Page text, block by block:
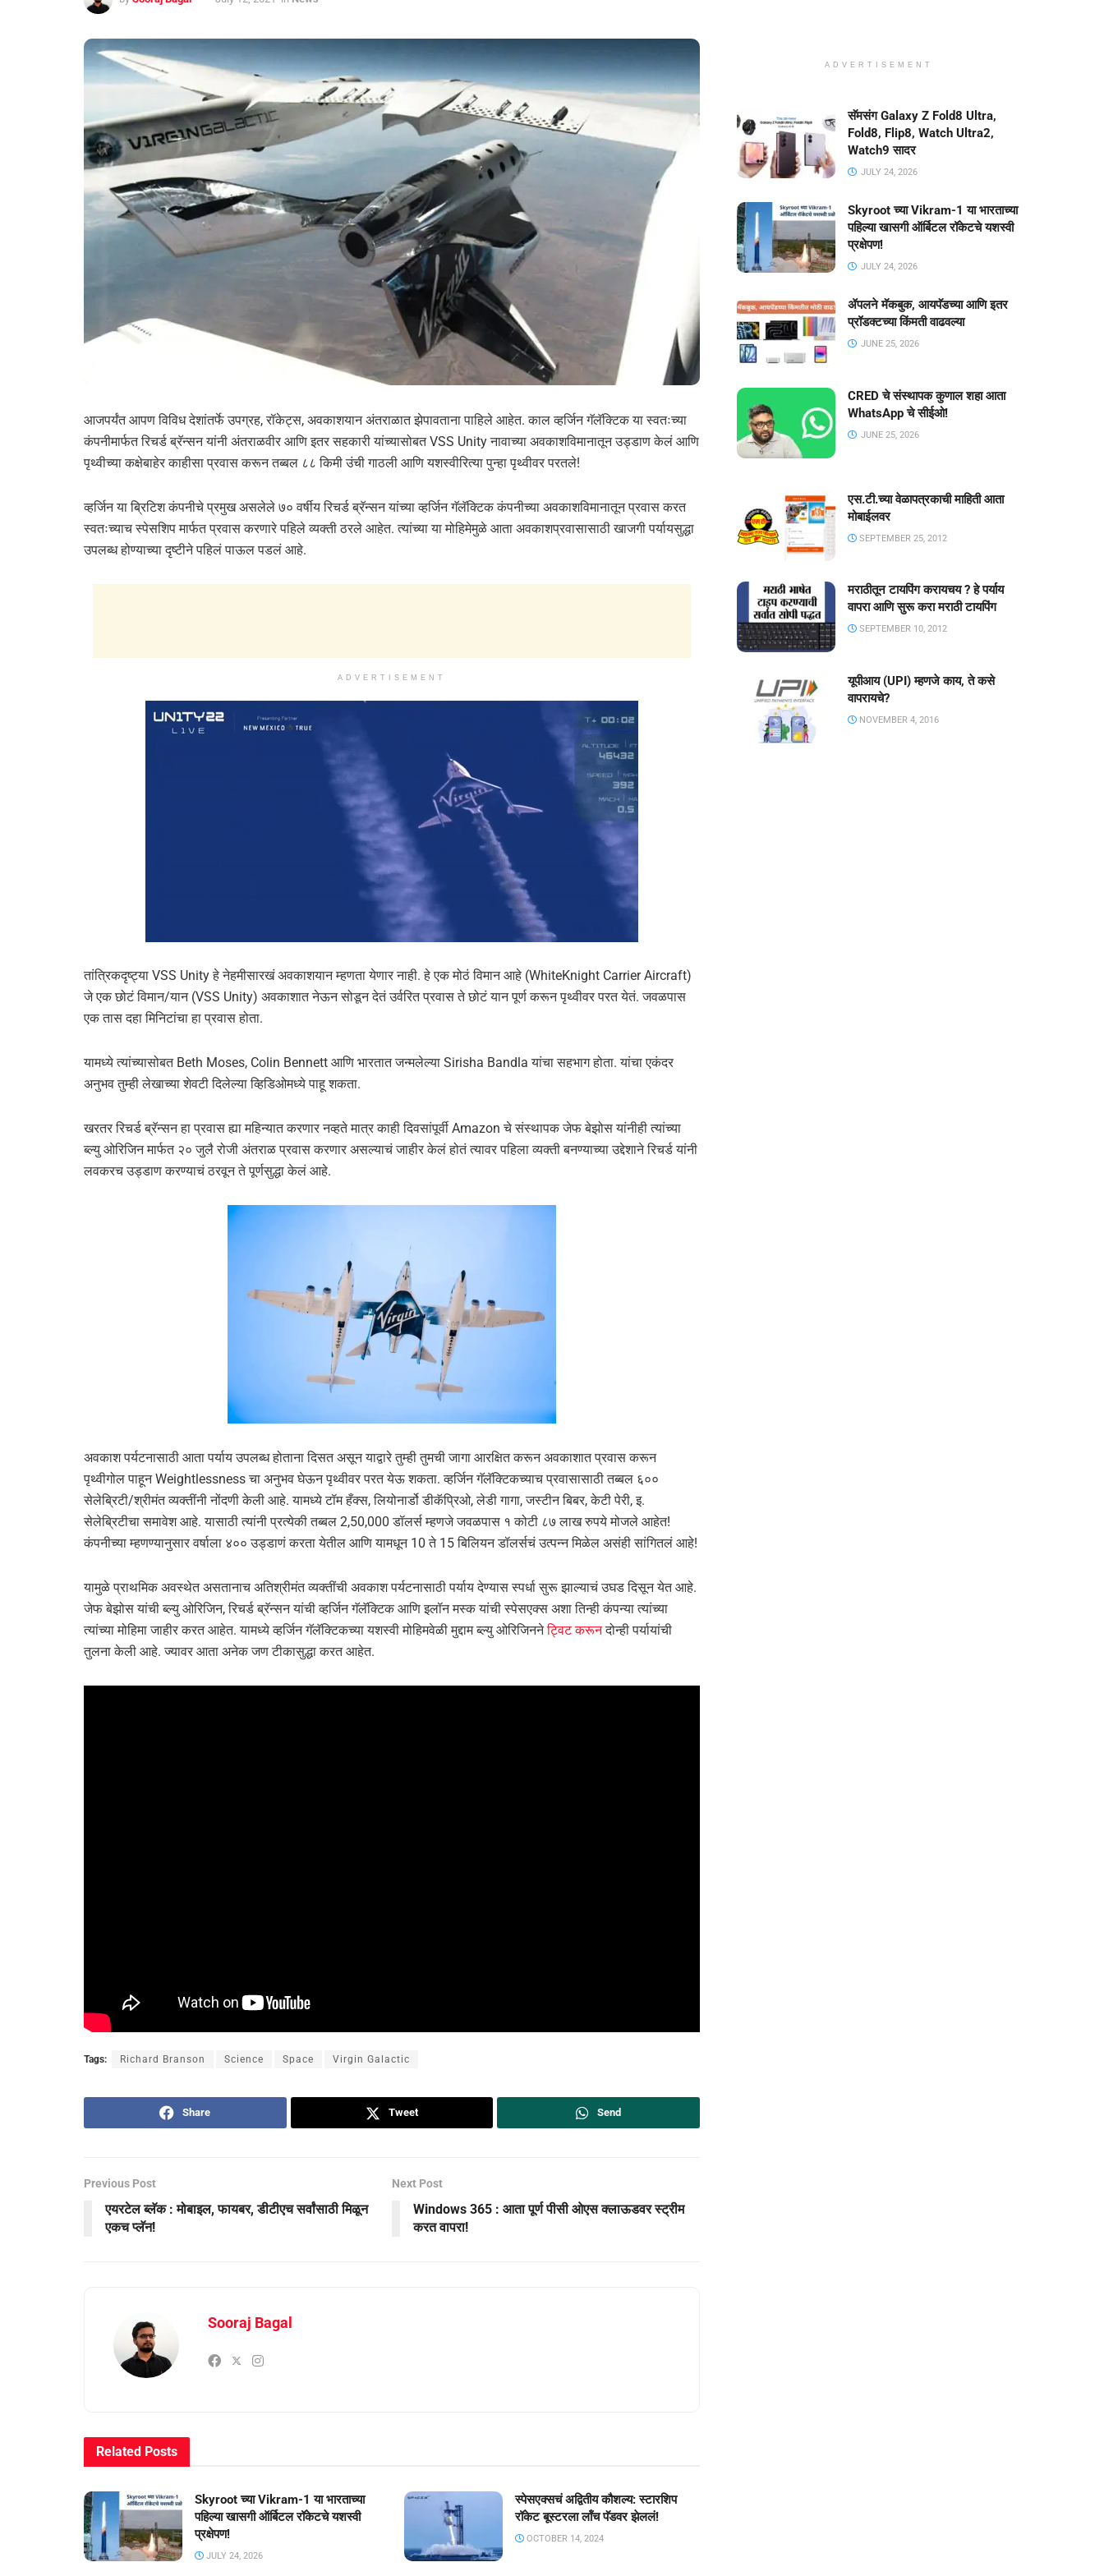
आजपर्यंत आपण विविध देशांतर्फे उपग्रह, रॉकेट्स, अवकाशयान अंतराळात झेपावताना पाहिले आहेत. काल व्हर्जिन गॅलॅक्टिक या स्वतःच्या
कंपनीमार्फत रिचर्ड ब्रॅन्सन यांनी अंतराळवीर आणि इतर सहकारी यांच्यासोबत VSS Unity नावाच्या अवकाशविमानातून उड्डाण केलं आणि
पृथ्वीच्या कक्षेबाहेर काहीसा प्रवास करून तब्बल ८८ किमी उंची गाठली आणि यशस्वीरित्या पुन्हा पृथ्वीवर परतले!
व्हर्जिन या ब्रिटिश कंपनीचे प्रमुख असलेले ७० वर्षीय रिचर्ड ब्रॅन्सन यांच्या व्हर्जिन गॅलॅक्टिक कंपनीच्या अवकाशविमानातून प्रवास करत
स्वतःच्याच स्पेसशिप मार्फत प्रवास करणारे पहिले व्यक्ती ठरले आहेत. त्यांच्या या मोहिमेमुळे आता अवकाशप्रवासासाठी खाजगी पर्यायसुद्धा
उपलब्ध होण्याच्या दृष्टीने पहिलं पाऊल पडलं आहे.
ADVERTISEMENT
तांत्रिकदृष्ट्या VSS Unity हे नेहमीसारखं अवकाशयान म्हणता येणार नाही. हे एक मोठं विमान आहे (WhiteKnight Carrier Aircraft)
जे एक छोटं विमान/यान (VSS Unity) अवकाशात नेऊन सोडून देतं उर्वरित प्रवास ते छोटं यान पूर्ण करून पृथ्वीवर परत येतं. जवळपास
एक तास दहा मिनिटांचा हा प्रवास होता.
यामध्ये त्यांच्यासोबत Beth Moses, Colin Bennett आणि भारतात जन्मलेल्या Sirisha Bandla यांचा सहभाग होता. यांचा एकंदर
अनुभव तुम्ही लेखाच्या शेवटी दिलेल्या व्हिडिओमध्ये पाहू शकता.
खरतर रिचर्ड ब्रॅन्सन हा प्रवास ह्या महिन्यात करणार नव्हते मात्र काही दिवसांपूर्वी Amazon चे संस्थापक जेफ बेझोस यांनीही त्यांच्या
ब्ल्यु ओरिजिन मार्फत २० जुलै रोजी अंतराळ प्रवास करणार असल्याचं जाहीर केलं होतं त्यावर पहिला व्यक्ती बनण्याच्या उद्देशाने रिचर्ड यांनी
लवकरच उड्डाण करण्याचं ठरवून ते पूर्णसुद्धा केलं आहे.
अवकाश पर्यटनासाठी आता पर्याय उपलब्ध होताना दिसत असून याद्वारे तुम्ही तुमची जागा आरक्षित करून अवकाशात प्रवास करून
पृथ्वीगोल पाहून Weightlessness चा अनुभव घेऊन पृथ्वीवर परत येऊ शकता. व्हर्जिन गॅलॅक्टिकच्याच प्रवासासाठी तब्बल ६००
सेलेब्रिटी/श्रीमंत व्यक्तींनी नोंदणी केली आहे. यामध्ये टॉम हँक्स, लियोनार्डो डीकॅप्रिओ, लेडी गागा, जस्टीन बिबर, केटी पेरी, इ.
सेलेब्रिटीचा समावेश आहे. यासाठी त्यांनी प्रत्येकी तब्बल 2,50,000 डॉलर्स म्हणजे जवळपास १ कोटी ८७ लाख रुपये मोजले आहेत!
कंपनीच्या म्हणण्यानुसार वर्षाला ४०० उड्डाणं करता येतील आणि यामधून 10 ते 15 बिलियन डॉलर्सचं उत्पन्न मिळेल असंही सांगितलं आहे!
यामुळे प्राथमिक अवस्थेत असतानाच अतिश्रीमंत व्यक्तींची अवकाश पर्यटनासाठी पर्याय देण्यास स्पर्धा सुरू झाल्याचं उघड दिसून येत आहे.
जेफ बेझोस यांची ब्ल्यु ओरिजिन, रिचर्ड ब्रॅन्सन यांची व्हर्जिन गॅलॅक्टिक आणि इलॉन मस्क यांची स्पेसएक्स अशा तिन्ही कंपन्या त्यांच्या
त्यांच्या मोहिमा जाहीर करत आहेत. यामध्ये व्हर्जिन गॅलॅक्टिकच्या यशस्वी मोहिमवेळी मुद्दाम ब्ल्यु ओरिजिननेट्विट करूनदोन्ही पर्यायांची
तुलना केली आहे. ज्यावर आता अनेक जण टीकासुद्धा करत आहेत.
Tags: Richard Branson Science Space Virgin Galactic
Share Tweet Send
Previous Post
एयरटेल ब्लॅक : मोबाइल, फायबर, डीटीएच सर्वांसाठी मिळून
एकच प्लॅन!
Next Post
Windows 365 : आता पूर्ण पीसी ओएस क्लाऊडवर स्ट्रीम
करत वापरा!
Sooraj Bagal
Related Posts
Skyroot च्या Vikram-1 या भारताच्या
पहिल्या खासगी ऑर्बिटल रॉकेटचे यशस्वी
प्रक्षेपण!
JULY 24, 2026
स्पेसएक्सचं अद्वितीय कौशल्य: स्टारशिप
रॉकेट बूस्टरला लॉंच पॅडवर झेललं!
OCTOBER 14, 2024
ADVERTISEMENT
सॅमसंग Galaxy Z Fold8 Ultra,
Fold8, Flip8, Watch Ultra2,
Watch9 सादर
JULY 24, 2026
Skyroot च्या Vikram-1 या भारताच्या
पहिल्या खासगी ऑर्बिटल रॉकेटचे यशस्वी
प्रक्षेपण!
JULY 24, 2026
ॲपलने मॅकबुक, आयपॅडच्या आणि इतर
प्रॉडक्टच्या किंमती वाढवल्या
JUNE 25, 2026
CRED चे संस्थापक कुणाल शहा आता
WhatsApp चे सीईओ!
JUNE 25, 2026
एस.टी.च्या वेळापत्रकाची माहिती आता
मोबाईलवर
SEPTEMBER 25, 2012
मराठीतून टायपिंग करायचय ? हे पर्याय
वापरा आणि सुरू करा मराठी टायपिंग
SEPTEMBER 10, 2012
यूपीआय (UPI) म्हणजे काय, ते कसे
वापरायचे?
NOVEMBER 4, 2016